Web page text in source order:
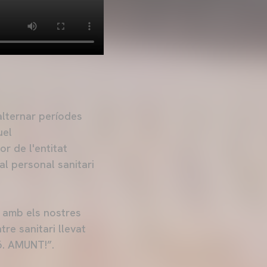
períodes
de l'entitat
personal sanitari
els nostres
sanitari llevat